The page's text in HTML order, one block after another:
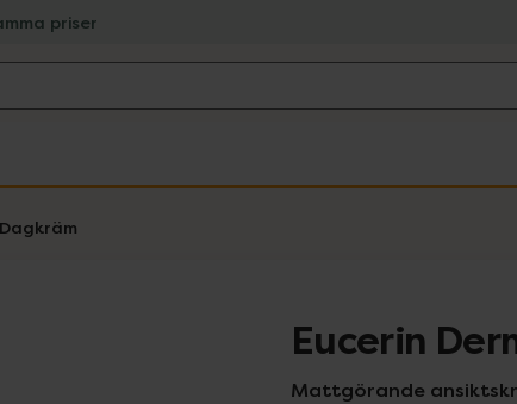
priser
Dagkräm
Eucerin
Mattgörande